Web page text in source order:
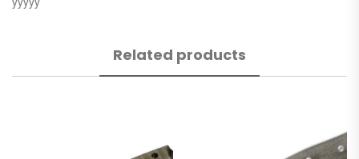
Related products